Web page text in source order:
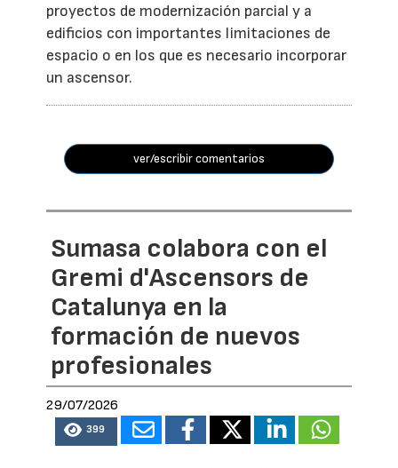
proyectos de modernización parcial y a
edificios con importantes limitaciones de
espacio o en los que es necesario incorporar
un ascensor.
ver/escribir comentarios
Sumasa colabora con el
Gremi d'Ascensors de
Catalunya en la
formación de nuevos
profesionales
29/07/2026
399